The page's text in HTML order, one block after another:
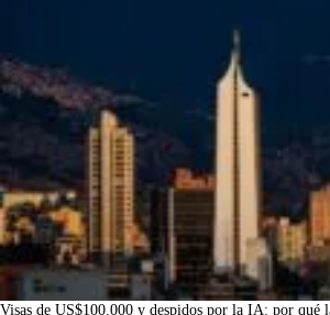
Visas de US$100.000 y despidos por la IA: por qué